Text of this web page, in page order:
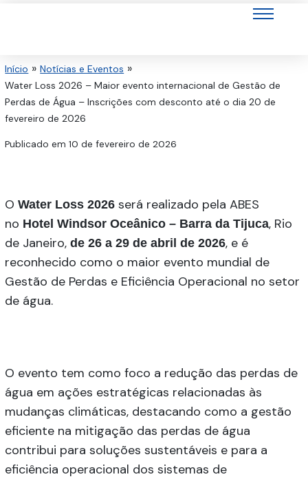
Início
Notícias e Eventos
Water Loss 2026 – Maior evento internacional de Gestão de
Perdas de Água – Inscrições com desconto até o dia 20 de
fevereiro de 2026
Publicado em 10 de fevereiro de 2026
OWater Loss 2026 será realizado pela ABES
no Hotel Windsor Oceânico – Barra da Tijuca, Rio
de Janeiro,de 26 a 29 de abril de 2026, e é
reconhecido como o maior evento mundial de
Gestão de Perdas e Eficiência Operacional no setor
de água.
O evento tem como foco a redução das perdas de
água em ações estratégicas relacionadas às
mudanças climáticas, destacando como a gestão
eficiente na mitigação das perdas de água
contribui para soluções sustentáveis e para a
eficiência operacional dos sistemas de